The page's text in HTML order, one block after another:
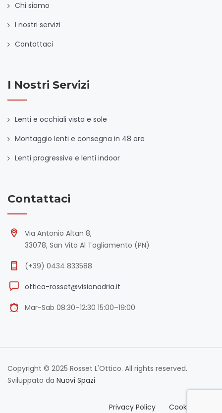
Chi siamo
I nostri servizi
Contattaci
I Nostri Servizi
Lenti e occhiali vista e sole
Montaggio lenti e consegna in 48 ore
Lenti progressive e lenti indoor
Contattaci
Via Antonio Altan 8,
33078, San Vito Al Tagliamento (PN)
(+39) 0434 833588
ottica-rosset@visionadria.it
Mar-Sab 08:30–12:30 15:00–19:00
Copyright © 2025 Rosset L'Ottico. All rights reserved.
Sviluppato da Nuovi Spazi
Privacy Policy Cookie Policy